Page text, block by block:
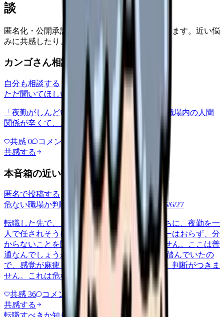
談
匿名化・公開承認済みの本音だけを表示しています。近い悩
みに共感したり、自分の状況を投稿できます。
カンゴさん相談室から共有された相談
自分も相談する
ただ聞いてほしい
relationships 2026/6/13
「夜勤がしんどい」について相談したいです 職場内の人間
関係が辛くて、、、
共感 0 コメント
共感する
本音箱の近い投稿
匿名で投稿する
危ない職場か判断してほしい
2026/6/27
転職した先で、入職して二ヶ月も経たないうちに、夜勤を一
人で任されそうになっています。プリセプターはおらず、分
からないことを聞ける相手も日によっていません。ここは普
通なんでしょうか。 前の職場はもっと段階を踏んでいたの
で、感覚が麻痺しているのか自分が甘いのか、判断がつきま
せん。これは危ない環境なのか…
共感 36 コメント2
共感する